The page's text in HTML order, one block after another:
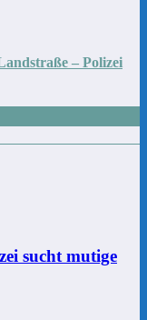
– Polizei
sucht mutige